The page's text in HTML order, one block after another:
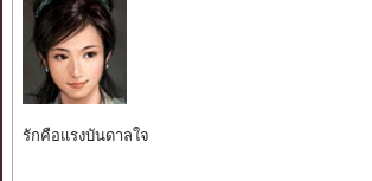
รักคือแรงบันดาลใจ